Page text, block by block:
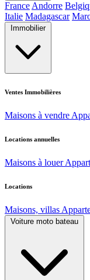
France Andorre
Italie Madagascar
Immobilier
Ventes Immobilières
Maisons à vendre
Locations annuelles
Maisons à louer
Locations
Maisons, villas
Voiture moto bateau